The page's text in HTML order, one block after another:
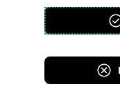
polityka plików cookies
Korzystanie z serwisu